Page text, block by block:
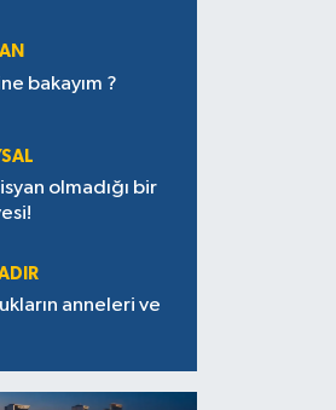
nesine bakayım ?
olmadığı bir
ve